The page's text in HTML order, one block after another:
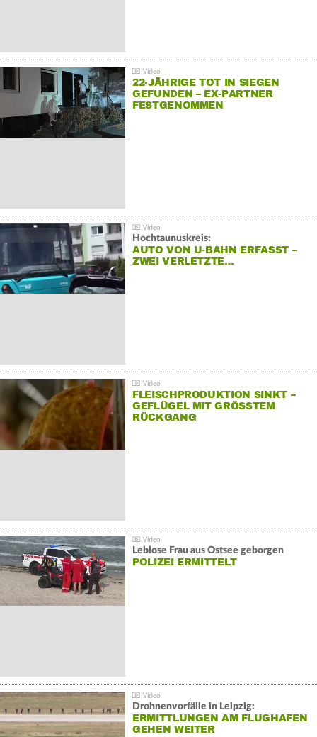
22-JÄHRIGE TOT IN SIEGEN
GEFUNDEN – EX-PARTNER
FESTGENOMMEN
Hochtaunuskreis:
AUTO VON U-BAHN ERFASST –
ZWEI VERLETZTE…
FLEISCHPRODUKTION SINKT –
GEFLÜGEL MIT GRÖSSTEM R
ÜCKGANG
Leblose Frau aus Ostsee geborgen
POLIZEI ERMITTELT
Drohnenvorfälle in Leipzig:
ERMITTLUNGEN AM FLUGHAFEN
GEHEN WEITER